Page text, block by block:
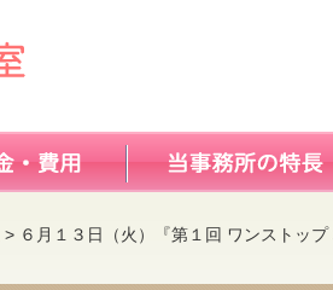
> ６月１３日（火）『第１回 ワンストッ